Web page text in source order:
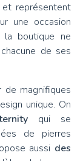
représentent
une occasion
boutique ne
de ses
de magnifiques
unique. On
qui se
de pierres
aussi des